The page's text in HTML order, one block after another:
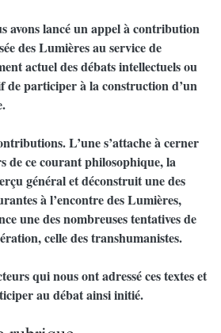
avons lancé un appel à contribution
des Lumières au service de
actuel des débats intellectuels ou
de participer à la construction d’un
L’une s’attache à cerner
de ce courant philosophique, la
général et déconstruit une des
à l’encontre des Lumières,
une des nombreuses tentatives de
celle des transhumanistes.
qui nous ont adressé ces textes et
au débat ainsi initié.